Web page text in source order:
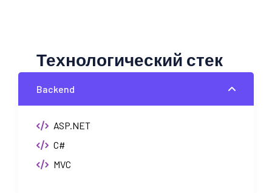
Технологический стек
Backend
ASP.NET
C#
MVC